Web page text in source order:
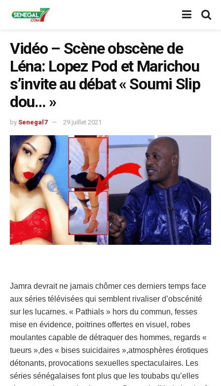
Vidéo – Scène obscène de
Léna: Lopez Pod et Marichou
s’invite au débat « Soumi Slip
dou… »
by Senegal7 29 juillet 2021
Jamra devrait ne jamais chômer ces derniers temps face
aux séries télévisées qui semblent rivaliser d’obscénité
sur les lucarnes. « Pathials » hors du commun, fesses
mise en évidence, poitrines offertes en visuel, robes
moulantes capable de détraquer des hommes, regards «
tueurs »,des « bises suicidaires »,atmosphères érotiques
détonants, provocations sexuelles spectaculaires. Les
séries sénégalaises font plus que les toubabs qu’elles